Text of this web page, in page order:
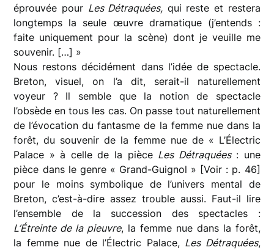
éprouvée pour Les Détraquées, qui reste et restera
longtemps la seule œuvre dramatique (j’entends :
faite uniquement pour la scène) dont je veuille me
souvenir. […] »
Nous restons décidément dans l’idée de spectacle.
Breton, visuel, on l’a dit, serait-il naturellement
voyeur ? Il semble que la notion de spectacle
l’obsède en tous les cas. On passe tout naturellement
de l’évocation du fantasme de la femme nue dans la
forêt, du souvenir de la femme nue de « L’Électric
Palace » à celle de la pièce Les Détraquées: une
pièce dans le genre « Grand-Guignol » [Voir : p. 46]
pour le moins symbolique de l’univers mental de
Breton, c’est-à-dire assez trouble aussi. Faut-il lire
l’ensemble de la succession des spectacles :
L’Étreinte de la pieuvre, la femme nue dans la forêt,
la femme nue de l’Électric Palace, Les Détraquées,